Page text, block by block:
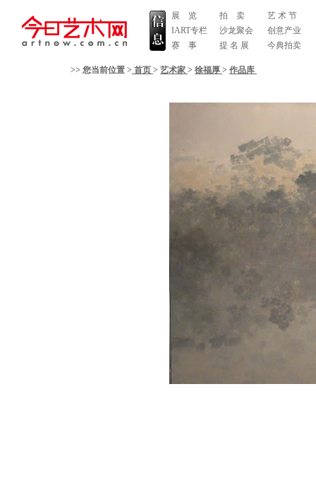
展 览
IART专栏
赛 事
拍 卖
沙龙聚会
提 名 展
艺 术 节
创意产业
今典拍卖
>> 您当前位置 > 首页 > 艺术家 > 徐福厚 > 作品库